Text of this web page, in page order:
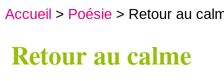
Accueil > Poésie > Retour au
Retour au calme